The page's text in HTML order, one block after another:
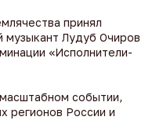
принял
музыкант Лудуб Очиров
«Исполнители-
событии,
регионов России и